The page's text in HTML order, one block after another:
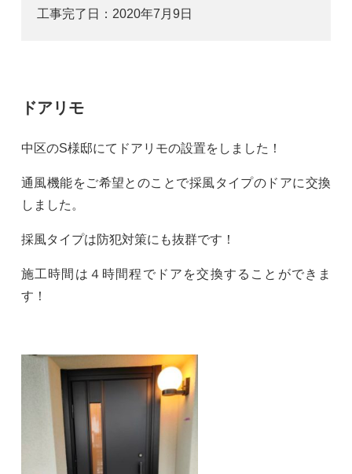
工事完了日： 2020年7月9日
ドアリモ
中区のS様邸にてドアリモの設置をしました！
通風機能をご希望とのことで採風タイプのドアに交換
しました。
採風タイプは防犯対策にも抜群です！
施工時間は４時間程でドアを交換することができま
す！